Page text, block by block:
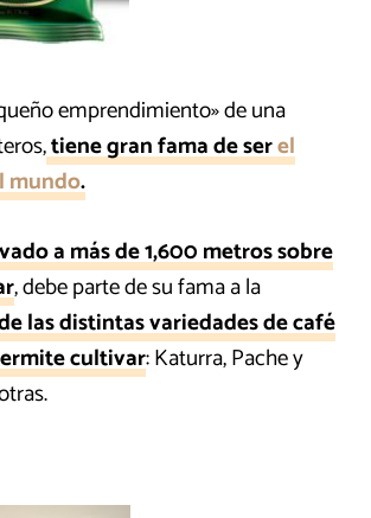
emprendimiento» de una
tiene gran fama de serel
mundo.
a más de 1,600 metros sobre
, debe parte de su fama a la
las distintas variedades de café
cultivar: Katurra, Pache y